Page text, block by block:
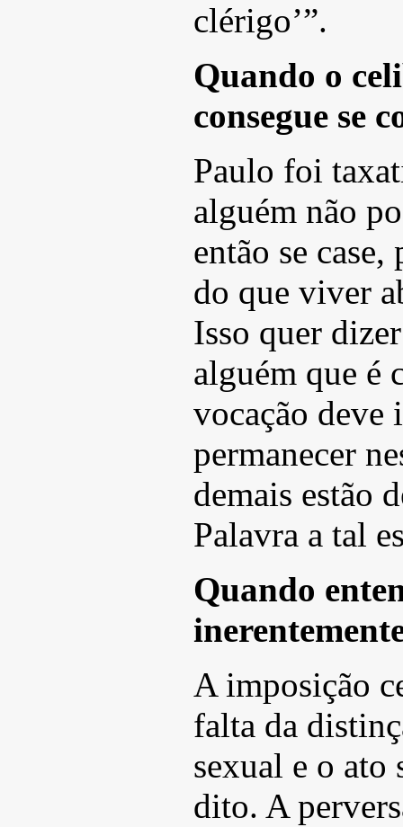
clérigo’”.
Quando o
consegue se
Paulo foi
alguém não
então se
do que viver
Isso quer
alguém que é
vocação deve
permanecer
demais estão
Palavra a tal
Quando
A imposição
falta da
sexual e o ato
dito. A